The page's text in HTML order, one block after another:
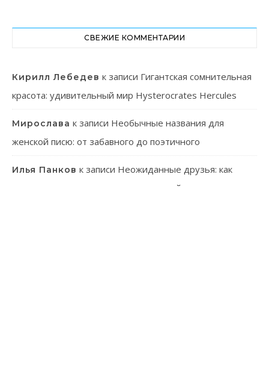
СВЕЖИЕ КОММЕНТАРИИ
Кирилл Лебедев к записи Гигантская сомнительная
красота: удивительный мир Hysterocrates Hercules
Мирослава к записи Необычные названия для
женской писю: от забавного до поэтичного
Илья Панков к записи Неожиданные друзья: как
человек использует паразитов в своей практике